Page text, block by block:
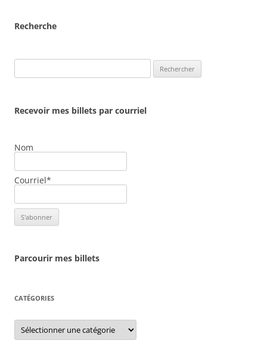
Recherche
Recevoir mes billets par courriel
Nom
Courriel*
Parcourir mes billets
CATÉGORIES
Catégories